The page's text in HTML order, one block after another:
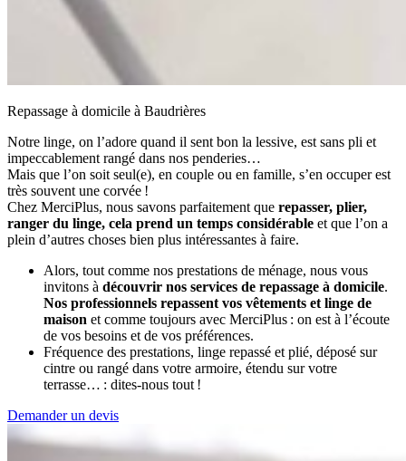
Repassage à domicile à Baudrières
Notre linge, on l’adore quand il sent bon la lessive, est sans pli et
impeccablement rangé dans nos penderies…
Mais que l’on soit seul(e), en couple ou en famille, s’en occuper est
très souvent une corvée !
Chez MerciPlus, nous savons parfaitement que repasser, plier,
ranger du linge, cela prend un temps considérable et que l’on a
plein d’autres choses bien plus intéressantes à faire.
Alors, tout comme nos prestations de ménage, nous vous
invitons à découvrir nos services de repassage à domicile.
Nos professionnels repassent vos vêtements et linge de
maison et comme toujours avec MerciPlus : on est à l’écoute
de vos besoins et de vos préférences.
Fréquence des prestations, linge repassé et plié, déposé sur
cintre ou rangé dans votre armoire, étendu sur votre
terrasse… : dites-nous tout !
Demander un devis